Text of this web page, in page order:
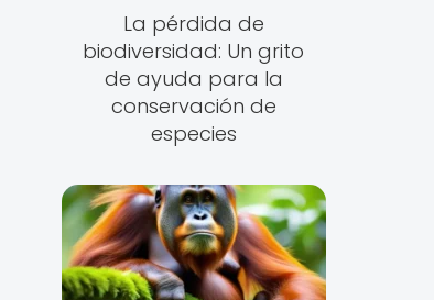
La pérdida de
biodiversidad: Un grito
de ayuda para la
conservación de
especies